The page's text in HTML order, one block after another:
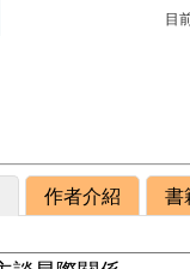
目
作者介紹 書